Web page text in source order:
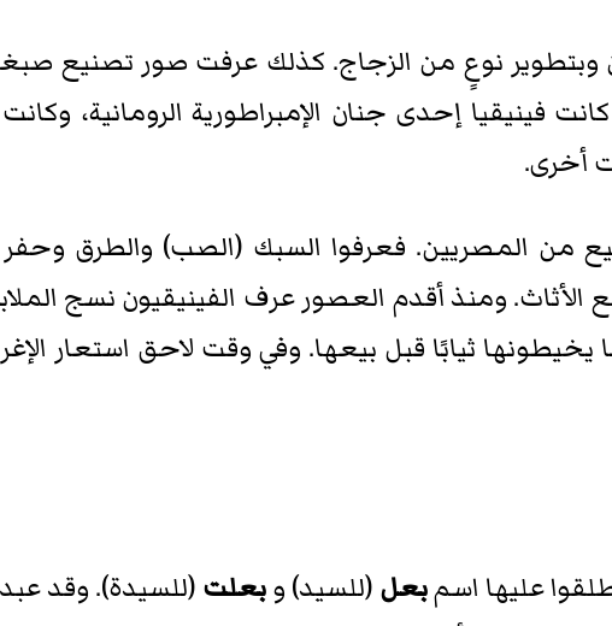
نوعٍ من الزجاج. كذلك عرفت صور تصنيع صبغة
فينيقيا إحدى جنان الإمبراطورية الرومانية،
أخرى.
من المصريين. فعرفوا السبك (الصب) والطرق وحفر
الأثاث. ومنذ أقدم العصور عرف الفينيقيون نسج
يخيطونها ثيابًا قبل بيعها. وفي وقت لاحق استعار
عليها اسمبعل (للسيد) وبعلت (للسيدة). وقد